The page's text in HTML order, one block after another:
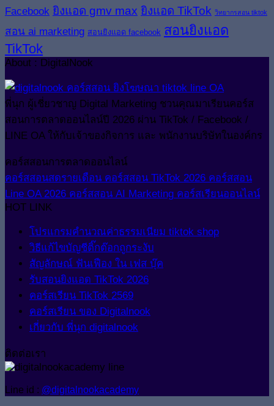
Facebook ยิงแอด gmv max ยิงแอด TikTok วิทยากรสอน tiktok
สอน ai marketing สอนยิงแอด facebook สอนยิงแอด
TikTok
About : DigitalNook
พี่นุก ผู้เชี่ยวชาญ Digital Marketing ชวนคุณมาเรียนคอร์ส
สอนการตลาดออนไลน์ปี 2026 ผ่าน TikTok / Facebook /
LINE OA ให้กับเจ้าของกิจการ และ พนักงานบริษัทในองค์กร
คอร์สสอนการตลาดออนไลน์
คอร์สสอนสดรายเดือน คอร์สสอน TikTok 2026 คอร์สสอน
Line OA 2026 คอร์สสอน AI Marketing คอร์สเรียนออนไลน์
HOT LINK
โปรแกรมคำนวณค่าธรรมเนียม tiktok shop
วิธีแก้ไขบัญชีติ๊กต๊อกถูกระงับ
สัญลักษณ์ ฟันเฟือง ใน เฟส บุ๊ค
รับสอนยิงแอด TikTok 2026
คอร์สเรียน TikTok 2569
คอร์สเรียน ของ Digitalnook
เกี่ยวกับ พี่นุก digitalnook
ติดต่อเรา
Line id : @digitalnookacademy